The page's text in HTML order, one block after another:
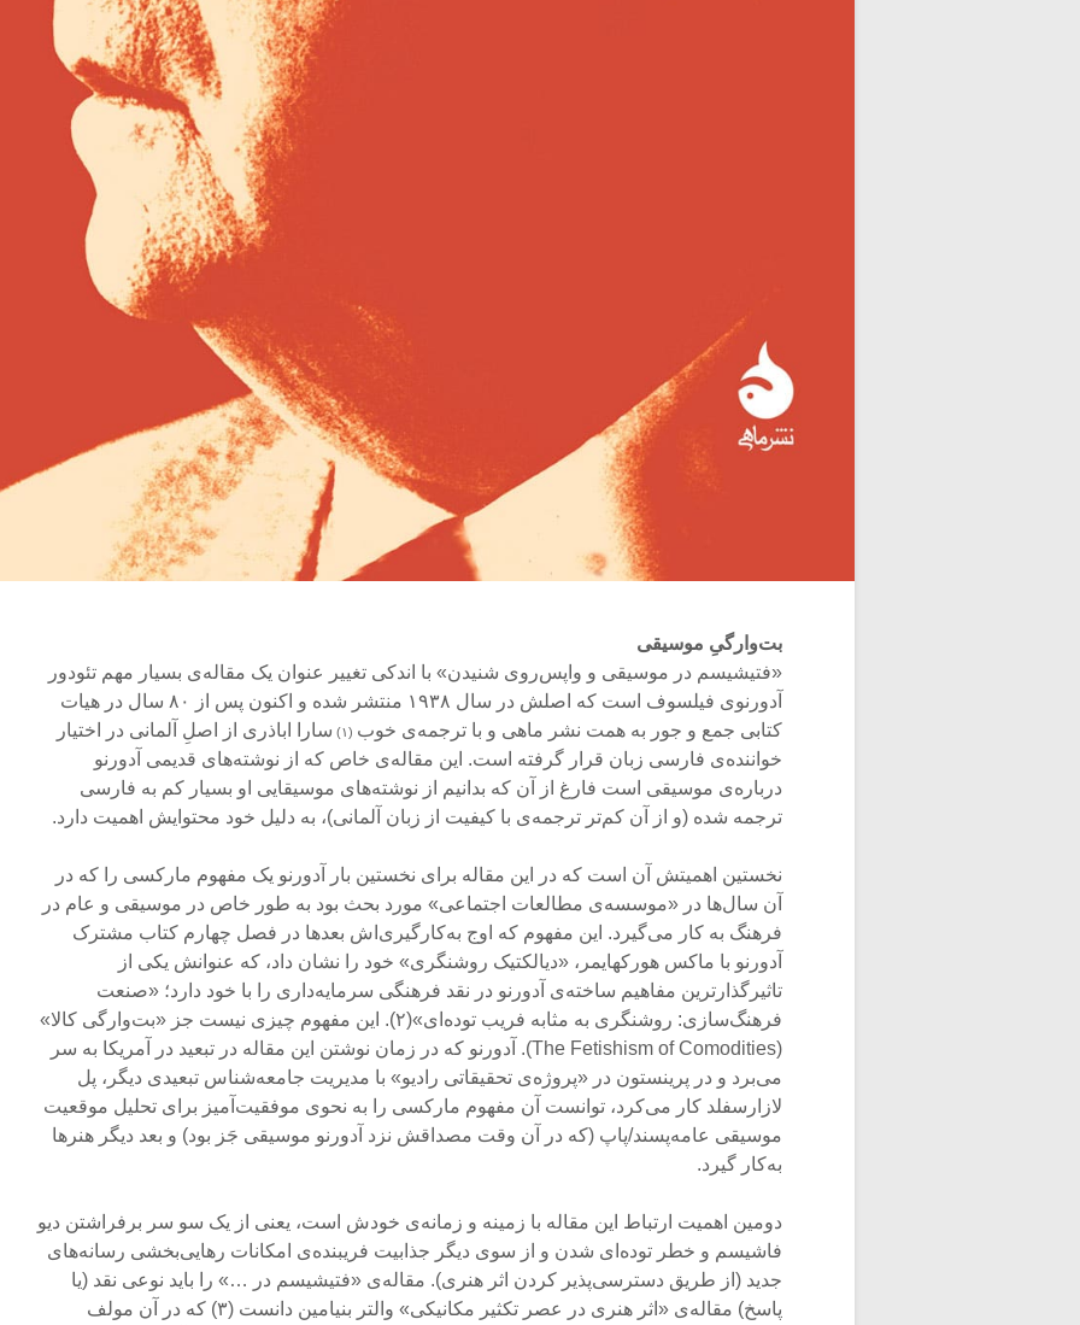
بت‌وارگیِ موسیقی
«فتیشیسم در موسیقی و واپس‌روی شنیدن» با اندکی تغییر عنوان یک مقاله‌ی بسیار مهم تئودور
آدورنوی فیلسوف است که اصلش در سال ۱۹۳۸ منتشر شده و اکنون پس از ۸۰ سال در هیات
کتابی جمع و جور به همت نشر ماهی و با ترجمه‌ی خوب (۱)
سارا اباذری از اصلِ آلمانی در اختیار
خواننده‌ی فارسی زبان قرار گرفته است. این مقاله‌ی خاص که از نوشته‌های قدیمی آدورنو
درباره‌ی موسیقی است فارغ از آن که بدانیم از نوشته‌های موسیقایی او بسیار کم به فارسی
ترجمه شده (و از آن کم‌تر ترجمه‌‌ی با کیفیت از زبان آلمانی)، به دلیل خود محتوایش اهمیت دارد.
نخستین اهمیتش آن است که در این مقاله برای نخستین بار آدورنو یک مفهوم مارکسی را که در
آن سال‌ها در «موسسه‌ی مطالعات اجتماعی» مورد بحث بود به طور خاص در موسیقی و عام در
فرهنگ به کار می‌گیرد. این مفهوم که اوج به‌کارگیری‌اش بعدها در فصل چهارم کتاب مشترک
آدورنو با ماکس هورکهایمر، «دیالکتیک روشنگری» خود را نشان داد، که عنوانش یکی از
تاثیرگذارترین مفاهیم ساخته‌ی آدورنو در نقد فرهنگی سرمایه‌داری را با خود دارد؛ «صنعت
فرهنگ‌سازی: روشنگری به مثابه فریب توده‌ای»(۲). این مفهوم چیزی نیست جز «بت‌وارگی کالا»
(The Fetishism of Comodities). آدورنو که در زمان نوشتن این مقاله در تبعید در آمریکا به سر
می‌برد و در پرینستون در «پروژه‌ی تحقیقاتی رادیو» با مدیریت جامعه‌شناس تبعیدی دیگر، پل
لازارسفلد کار می‌کرد، توانست آن مفهوم مارکسی را به نحوی موفقیت‌آمیز برای تحلیل موقعیت
موسیقی عامه‌پسند/پاپ (که در آن وقت مصداقش نزد آدورنو موسیقی جَز بود) و بعد دیگر هنرها
به‌کار گیرد.
دومین اهمیت ارتباط این مقاله با زمینه و زمانه‌ی خودش است، یعنی از یک سو سر برفراشتن دیو
فاشیسم و خطر توده‌ای شدن و از سوی دیگر جذابیت فریبنده‌ی امکانات رهایی‌بخشی رسانه‌های
جدید (از طریق دسترسی‌پذیر کردن اثر هنری). مقاله‌ی «فتیشیسم در …» را باید نوعی نقد (یا
پاسخ) مقاله‌ی «اثر هنری در عصر تکثیر مکانیکی» والتر بنیامین دانست (۳) که در آن مولف